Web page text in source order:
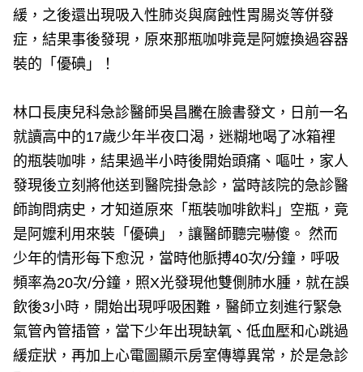
緩，之後還出現吸入性肺炎與腐蝕性胃腸炎等併發
症，結果事後發現，原來那瓶咖啡竟是阿嬤換過容器
裝的「優碘」！
林口長庚兒科急診醫師吳昌騰在臉書發文，日前一名
就讀高中的17歲少年半夜口渴，迷糊地喝了冰箱裡
的瓶裝咖啡，結果過半小時後開始頭痛、嘔吐，家人
發現後立刻將他送到醫院掛急診，當時該院的急診醫
師詢問病史，才知道原來「瓶裝咖啡飲料」空瓶，竟
是阿嬤利用來裝「優碘」，讓醫師聽完嚇傻。 然而
少年的情形每下愈況，當時他脈搏40次/分鐘，呼吸
頻率為20次/分鐘，照X光發現他雙側肺水腫，就在誤
飲後3小時，開始出現呼吸困難，醫師立刻進行緊急
氣管內管插管，當下少年出現缺氧、低血壓和心跳過
緩症狀，再加上心電圖顯示房室傳導異常，於是急診